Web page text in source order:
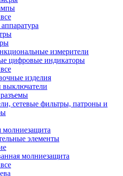
измерители
цифровые индикаторы
изделия
выключатели
сетевые фильтры, патроны и
молниезащита
элементы
молниезащита